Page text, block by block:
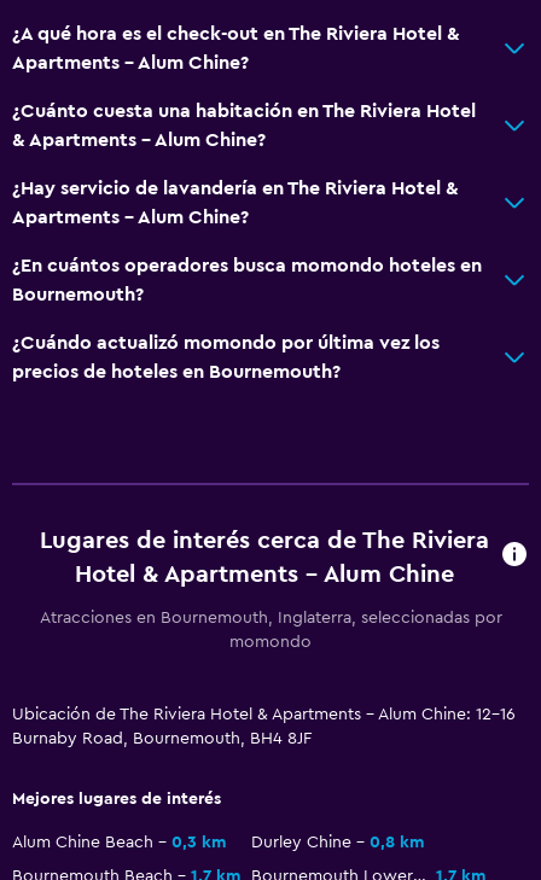
Comedor
Menús para dietas especiales (bajo petición)
Bar/lounge
Bar de tapas
Piscina climatizada
Bañera de hidromasaje
Sauna
Aire libre
Muebles de exterior
Área de picnic
¿A qué hora es el check-out en The Riviera Hotel &
Apartments - Alum Chine?
¿Cuánto cuesta una habitación en The Riviera Hotel
& Apartments - Alum Chine?
¿Hay servicio de lavandería en The Riviera Hotel &
Apartments - Alum Chine?
¿En cuántos operadores busca momondo hoteles en
Bournemouth?
¿Cuándo actualizó momondo por última vez los
precios de hoteles en Bournemouth?
Lugares de interés cerca de The Riviera
Hotel & Apartments - Alum Chine
Atracciones en Bournemouth, Inglaterra, seleccionadas por
momondo
Ubicación de The Riviera Hotel & Apartments - Alum Chine: 12-16
Burnaby Road, Bournemouth, BH4 8JF
Mejores lugares de interés
Alum Chine Beach 0,3 km Durley Chine
0,8 km
Bournemouth Beach
1,7 km Bournemouth Lower Gardens
1,7 km